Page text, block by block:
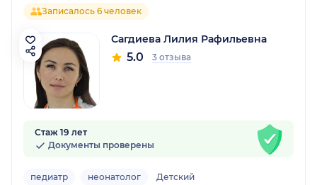
Записалось 6 человек
Сагдиева Лилия Рафильевна
5.0 3 отзыва
Стаж 19 лет
Документы проверены
педиатр неонатолог Детский